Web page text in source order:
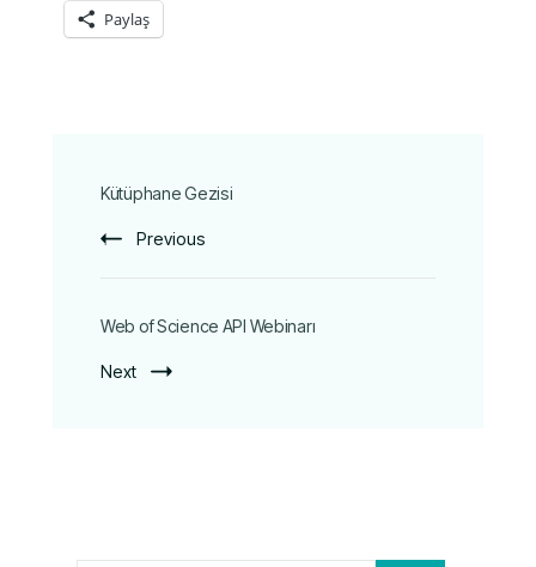
Paylaş
Kütüphane Gezisi
Previous
Web of Science API Webinarı
Next